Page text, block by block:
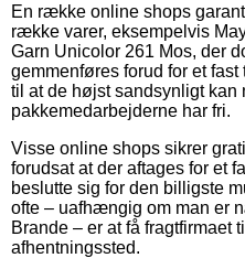
En række online shops
række varer, eksempelvis
Garn Unicolor 261 Mos, der
gemmenføres forud for et
til at de højst sandsynligt kan
pakkemedarbejderne har fri.
Visse online shops sikrer
forudsat at der aftages for et
beslutte sig for den billigste
ofte – uafhængig om man er
Brande – er at få fragtfirmaet
afhentningssted.